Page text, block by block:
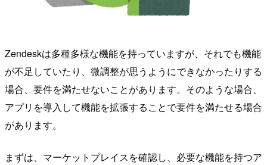
Zendeskは多種多様な機能を持っていますが、それでも機能
が不足していたり、微調整が思うようにできなかったりする
場合、要件を満たせないことがあります。そのような場合、
アプリを導入して機能を拡張することで要件を満たせる場合
があります。
まずは、マーケットプレイスを確認し、必要な機能を持つア